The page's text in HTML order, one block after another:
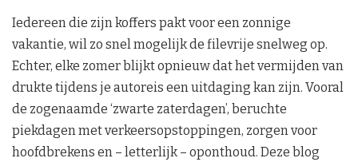
Iedereen die zijn koffers pakt voor een zonnige
vakantie, wil zo snel mogelijk de filevrije snelweg op.
Echter, elke zomer blijkt opnieuw dat het vermijden van
drukte tijdens je autoreis een uitdaging kan zijn. Vooral
de zogenaamde ‘zwarte zaterdagen’, beruchte
piekdagen met verkeersopstoppingen, zorgen voor
hoofdbrekens en – letterlijk – oponthoud. Deze blog